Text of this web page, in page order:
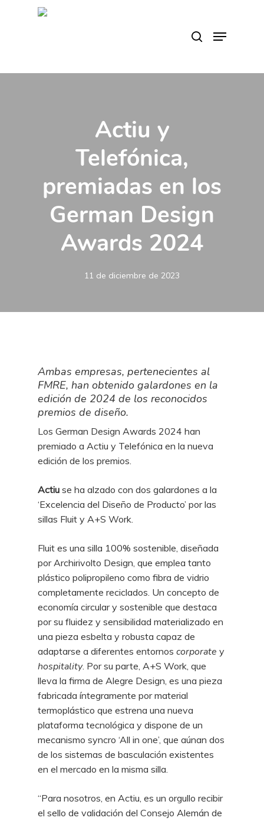
Menu
Actiu y
Telefónica,
premiadas en los
German Design
Awards 2024
11 de diciembre de 2023
Ambas empresas, pertenecientes al
FMRE, han obtenido galardones en la
edición de 2024 de los reconocidos
premios de diseño.
Los German Design Awards 2024 han
premiado a Actiu y Telefónica en la nueva
edición de los premios.
Actiu se ha alzado con dos galardones a la
‘Excelencia del Diseño de Producto’ por las
sillas Fluit y A+S Work.
Fluit es una silla 100% sostenible, diseñada
por Archirivolto Design, que emplea tanto
plástico polipropileno como fibra de vidrio
completamente reciclados. Un concepto de
economía circular y sostenible que destaca
por su fluidez y sensibilidad materializado en
una pieza esbelta y robusta capaz de
adaptarse a diferentes entornos corporate y
hospitality. Por su parte, A+S Work, que
lleva la firma de Alegre Design, es una pieza
fabricada íntegramente por material
termoplástico que estrena una nueva
plataforma tecnológica y dispone de un
mecanismo syncro ‘All in one’, que aúnan dos
de los sistemas de basculación existentes
en el mercado en la misma silla.
“Para nosotros, en Actiu, es un orgullo recibir
el sello de validación del Consejo Alemán de